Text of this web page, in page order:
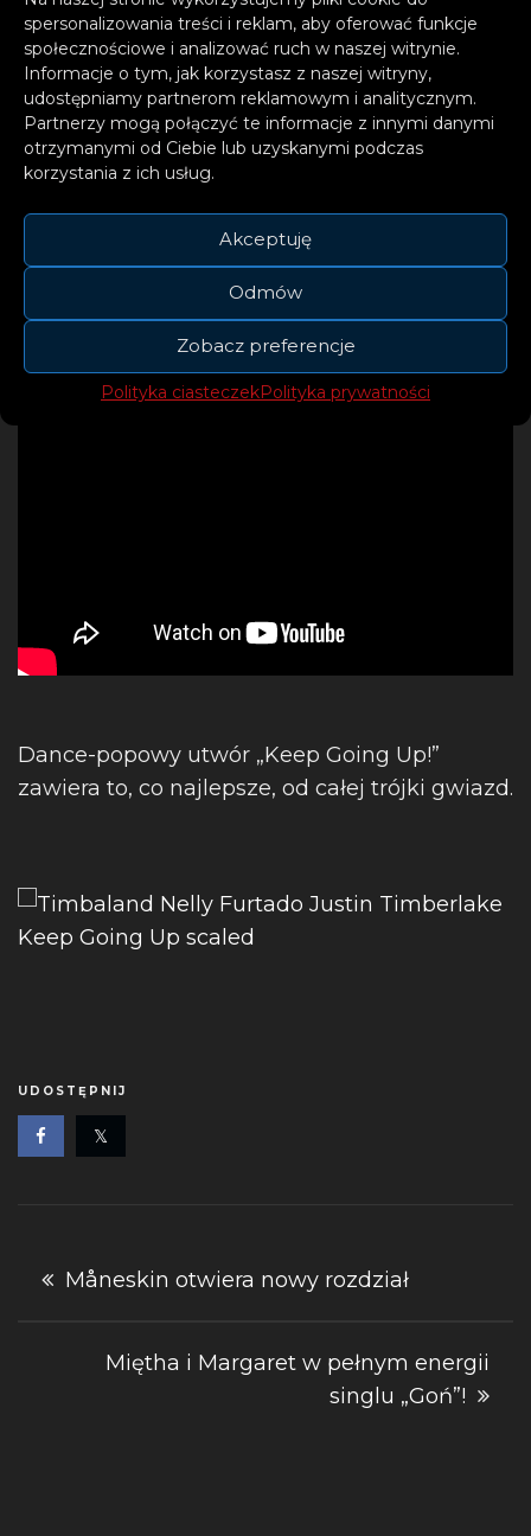
spersonalizowania treści i reklam, aby oferować funkcje
społecznościowe i analizować ruch w naszej witrynie.
Informacje o tym, jak korzystasz z naszej witryny,
udostępniamy partnerom reklamowym i analitycznym.
Partnerzy mogą połączyć te informacje z innymi danymi
otrzymanymi od Ciebie lub uzyskanymi podczas
korzystania z ich usług.
Akceptuję
Odmów
Zobacz preferencje
Polityka ciasteczekPolityka prywatności
Dance-popowy utwór „Keep Going Up!”
zawiera to, co najlepsze, od całej trójki gwiazd.
UDOSTĘPNIJ
Nawigacja
Måneskin otwiera nowy rozdział
Miętha i Margaret w pełnym energii
singlu „Goń”!